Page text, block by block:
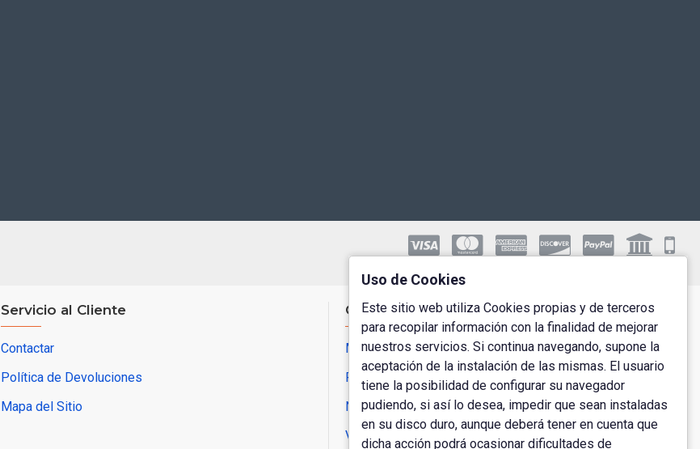
Servicio al Cliente
Contactar
Política de Devoluciones
Mapa del Sitio
Cuenta de Usuario
Mi Cuenta
Pedidos
Newsletter
Vales Regalo
Uso de Cookies
Este sitio web utiliza Cookies propias y de terceros
para recopilar información con la finalidad de mejorar
nuestros servicios. Si continua navegando, supone la
aceptación de la instalación de las mismas. El usuario
tiene la posibilidad de configurar su navegador
pudiendo, si así lo desea, impedir que sean instaladas
en su disco duro, aunque deberá tener en cuenta que
dicha acción podrá ocasionar dificultades de